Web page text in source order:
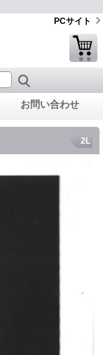
PCサイト
お問い合わせ
2L